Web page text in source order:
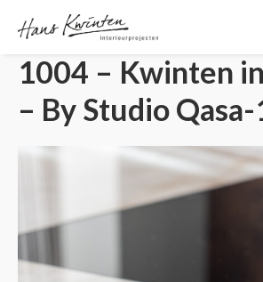
1004 – Kwinten
– By Studio